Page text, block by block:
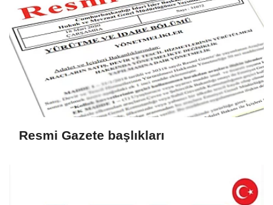
Resmi Gazete başlıkları